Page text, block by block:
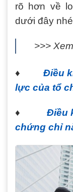
rõ hơn về
dưới đây
>>>
♦Điều
lực của tổ
♦ Điều
chứng chỉ